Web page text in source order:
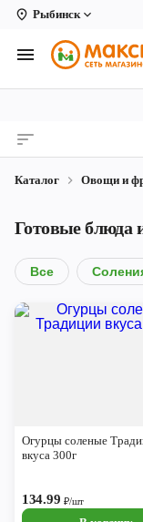
Рыбинск
Вологда
Архангельск
Киров
Коряжма
Котлас
Новодвинск
Ярославль
Каталог Овощи и
Готовые блюда
Все
Огурцы соленые
вкуса 300г
134.99 ₽/шт